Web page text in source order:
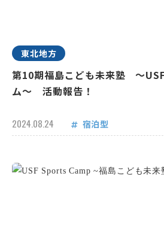
東北地方
第10期福島こども未来塾 ～
ム～ 活動報告！
2024.08.24 宿泊型